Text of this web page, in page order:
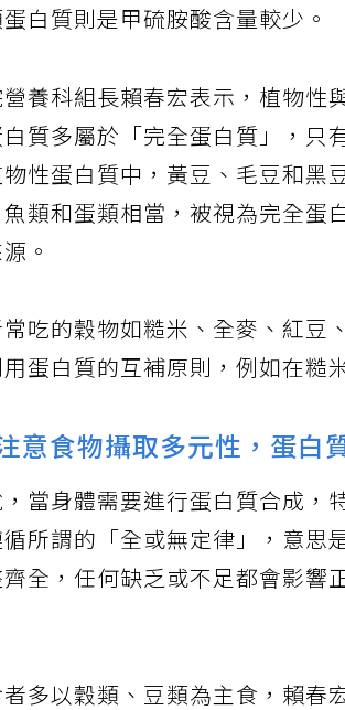
白質則是甲硫胺酸含量較少。
養科組長賴春宏表示，植物性
質多屬於「完全蛋白質」，只
性蛋白質中，黃豆、毛豆和黑
類和蛋類相當，被視為完全蛋
。
吃的穀物如糙米、全麥、紅豆
蛋白質的互補原則，例如在糙
意食物攝取多元性，蛋白
當身體需要進行蛋白質合成，
所謂的「全或無定律」，意思
全，任何缺乏或不足都會影響